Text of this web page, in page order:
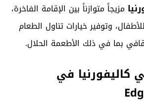
مزيجاً متوازناً بين الإقامة الفاخرة،
وتوفير خيارات تناول الطعام
بما في ذلك الأطعمة الحلال.
كاليفورنيا في